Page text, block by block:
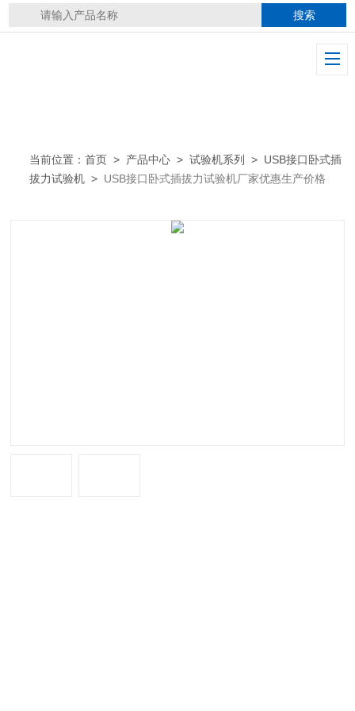
当前位置：首页 > 产品中心 >试验机系列 > USB接口卧式插
拔力试验机 > USB接口卧式插拔力试验机厂家优惠生产价格